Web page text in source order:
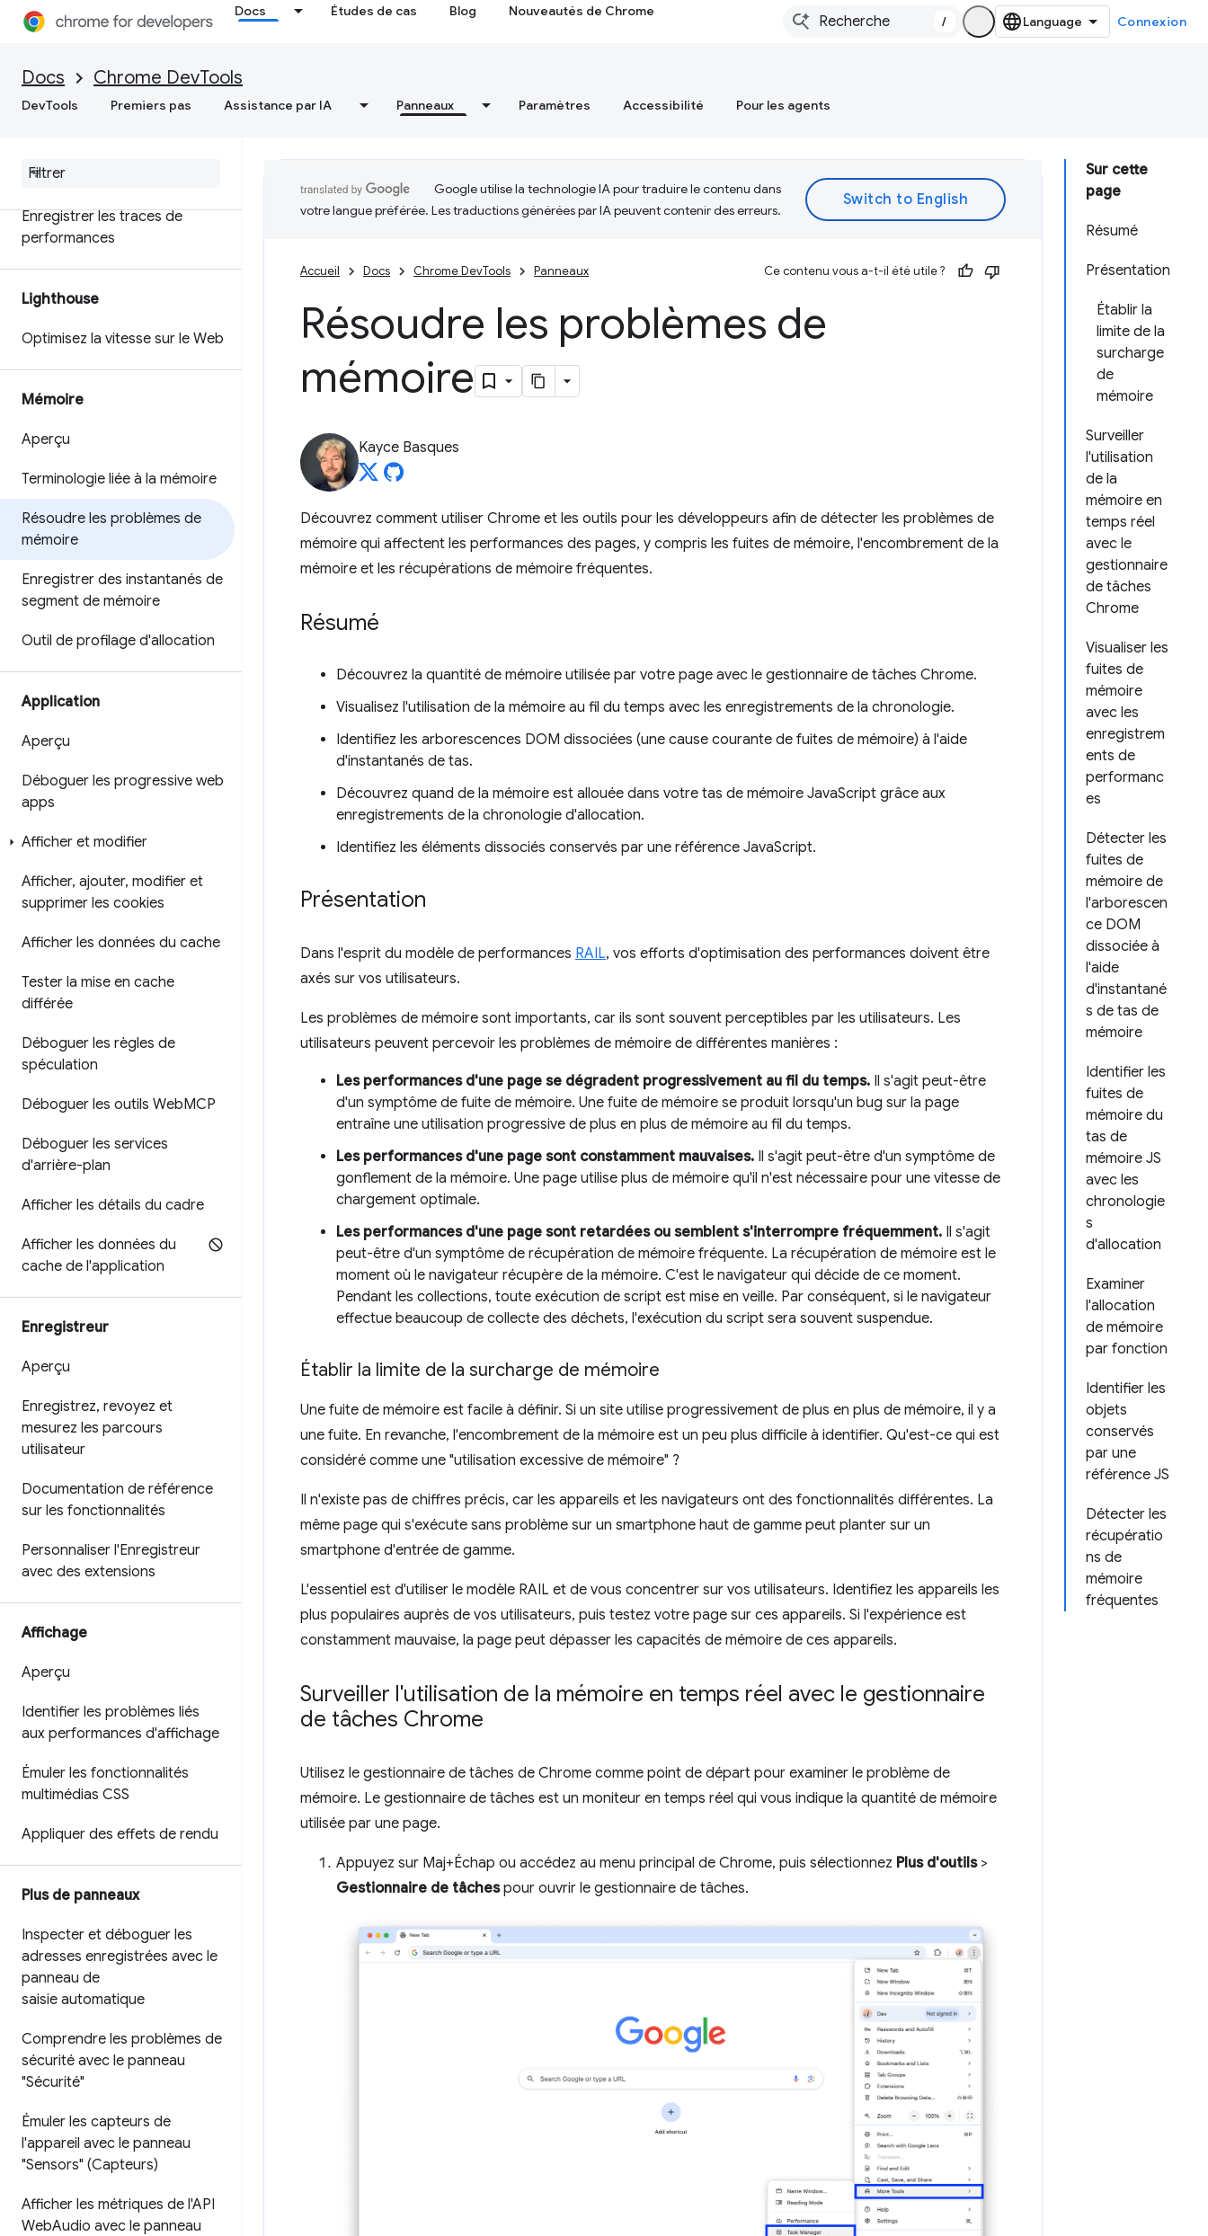
Docs Études de cas Blog Nouveautés de Chrome
/ Connexion
Docs Chrome DevTools
DevTools Premiers pas Assistance par IA Panneaux Paramètres Accessibilité Pour les agents
Personnalisez vos données de
d'extensibilité
Obtenez des insights
Web
Enregistrer les traces de
performances
Lighthouse
Optimisez la vitesse sur le Web
Mémoire
Aperçu
Terminologie liée à la mémoire
Résoudre les problèmes de
mémoire
Enregistrer des instantanés de
segment de mémoire
Outil de profilage d'allocation
Application
Aperçu
Déboguer les progressive web
apps
Afficher et modifier
Afficher, ajouter, modifier et
supprimer les cookies
Afficher les données du cache
Tester la mise en cache
différée
Déboguer les règles de
spéculation
Déboguer les outils WebMCP
Déboguer les services
d'arrière-plan
Afficher les détails du cadre
Afficher les données du
cache de l'application
Enregistreur
Aperçu
Enregistrez, revoyez et
mesurez les parcours
utilisateur
Documentation de référence
sur les fonctionnalités
Personnaliser l'Enregistreur
avec des extensions
Affichage
Aperçu
Identifier les problèmes liés
aux performances d'affichage
Émuler les fonctionnalités
multimédias CSS
Appliquer des effets de rendu
Plus de panneaux
Inspecter et déboguer les
adresses enregistrées avec le
panneau de
saisie automatique
Comprendre les problèmes de
sécurité avec le panneau
"Sécurité"
Émuler les capteurs de
l'appareil avec le panneau
"Sensors" (Capteurs)
Afficher les métriques de l'API
WebAudio avec le panneau
Sur cette
page
Résumé
Présentation
Établir la
limite de la
surcharge
de
mémoire
Surveiller
l'utilisation
de la
mémoire en
temps réel
avec le
gestionnaire
de tâches
Chrome
Visualiser les
fuites de
mémoire
avec les
enregistrem
ents de
performanc
es
Détecter les
fuites de
mémoire de
l'arborescen
ce DOM
dissociée à
l'aide
d'instantané
s de tas de
mémoire
Identifier les
fuites de
mémoire du
tas de
mémoire JS
avec les
chronologie
s
d'allocation
Examiner
l'allocation
de mémoire
par fonction
Identifier les
objets
conservés
par une
référence JS
Détecter les
récupératio
ns de
mémoire
fréquentes
Google utilise la technologie IA pour traduire le contenu dans
votre langue préférée. Les traductions générées par IA peuvent contenir des erreurs.
Accueil Docs Chrome DevTools Panneaux Ce contenu vous a-t-il été utile ?
Résoudre les problèmes de
mémoire
Kayce Basques
Découvrez comment utiliser Chrome et les outils pour les développeurs afin de détecter les problèmes de
mémoire qui affectent les performances des pages, y compris les fuites de mémoire, l'encombrement de la
mémoire et les récupérations de mémoire fréquentes.
Résumé
Découvrez la quantité de mémoire utilisée par votre page avec le gestionnaire de tâches Chrome.
Visualisez l'utilisation de la mémoire au fil du temps avec les enregistrements de la chronologie.
Identifiez les arborescences DOM dissociées (une cause courante de fuites de mémoire) à l'aide
d'instantanés de tas.
Découvrez quand de la mémoire est allouée dans votre tas de mémoire JavaScript grâce aux
enregistrements de la chronologie d'allocation.
Identifiez les éléments dissociés conservés par une référence JavaScript.
Présentation
Dans l'esprit du modèle de performances RAIL, vos efforts d'optimisation des performances doivent être
axés sur vos utilisateurs.
Les problèmes de mémoire sont importants, car ils sont souvent perceptibles par les utilisateurs. Les
utilisateurs peuvent percevoir les problèmes de mémoire de différentes manières :
Les performances d'une page se dégradent progressivement au fil du temps. Il s'agit peut-être
d'un symptôme de fuite de mémoire. Une fuite de mémoire se produit lorsqu'un bug sur la page
entraîne une utilisation progressive de plus en plus de mémoire au fil du temps.
Les performances d'une page sont constamment mauvaises. Il s'agit peut-être d'un symptôme de
gonflement de la mémoire. Une page utilise plus de mémoire qu'il n'est nécessaire pour une vitesse de
chargement optimale.
Les performances d'une page sont retardées ou semblent s'interrompre fréquemment. Il s'agit
peut-être d'un symptôme de récupération de mémoire fréquente. La récupération de mémoire est le
moment où le navigateur récupère de la mémoire. C'est le navigateur qui décide de ce moment.
Pendant les collections, toute exécution de script est mise en veille. Par conséquent, si le navigateur
effectue beaucoup de collecte des déchets, l'exécution du script sera souvent suspendue.
Établir la limite de la surcharge de mémoire
Une fuite de mémoire est facile à définir. Si un site utilise progressivement de plus en plus de mémoire, il y a
une fuite. En revanche, l'encombrement de la mémoire est un peu plus difficile à identifier. Qu'est-ce qui est
considéré comme une "utilisation excessive de mémoire" ?
Il n'existe pas de chiffres précis, car les appareils et les navigateurs ont des fonctionnalités différentes. La
même page qui s'exécute sans problème sur un smartphone haut de gamme peut planter sur un
smartphone d'entrée de gamme.
L'essentiel est d'utiliser le modèle RAIL et de vous concentrer sur vos utilisateurs. Identifiez les appareils les
plus populaires auprès de vos utilisateurs, puis testez votre page sur ces appareils. Si l'expérience est
constamment mauvaise, la page peut dépasser les capacités de mémoire de ces appareils.
Surveiller l'utilisation de la mémoire en temps réel avec le gestionnaire
de tâches Chrome
Utilisez le gestionnaire de tâches de Chrome comme point de départ pour examiner le problème de
mémoire. Le gestionnaire de tâches est un moniteur en temps réel qui vous indique la quantité de mémoire
utilisée par une page.
Appuyez sur Maj+Échap ou accédez au menu principal de Chrome, puis sélectionnez Plus d'outils>
Gestionnaire de tâchespour ouvrir le gestionnaire de tâches.